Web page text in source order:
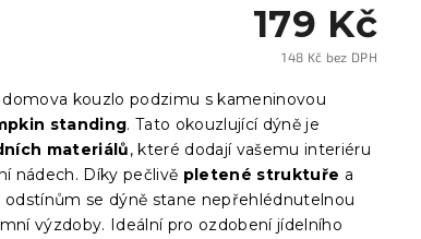
179 Kč
148 Kč bez DPH
kouzlo podzimu s kameninovou
standing. Tato okouzlující dýně je
materiálů, které dodají vašemu interiéru
nádech. Díky pečlivě pletené struktuře a
se dýně stane nepřehlédnutelnou
výzdoby. Ideální pro ozdobení jídelního